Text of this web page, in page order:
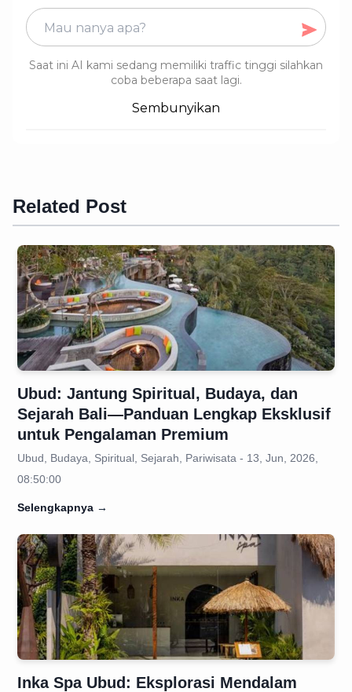
Saat ini AI kami sedang memiliki traffic tinggi silahkan
coba beberapa saat lagi.
Sembunyikan
Related Post
Ubud: Jantung Spiritual, Budaya, dan
Sejarah Bali—Panduan Lengkap Eksklusif
untuk Pengalaman Premium
Ubud, Budaya, Spiritual, Sejarah, Pariwisata - 13, Jun, 2026,
08:50:00
Selengkapnya →
Inka Spa Ubud: Eksplorasi Mendalam